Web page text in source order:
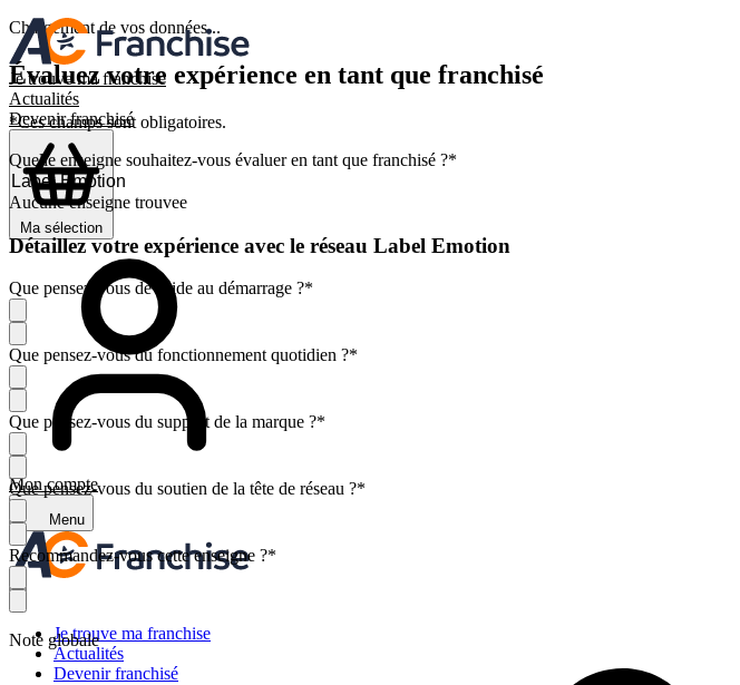
Je trouve ma franchise
Actualités
Devenir franchisé
Ma sélection
Mon compte
Menu
Je trouve ma franchise
Actualités
Devenir franchisé
Chargement de vos données...
Évaluez votre expérience en tant que franchisé
*Ces champs sont obligatoires.
Quelle enseigne souhaitez-vous évaluer en tant que franchisé ?*
Aucune enseigne trouvee
Détaillez votre expérience avec le réseau Label Emotion
Que pensez-vous de l'aide au démarrage ?*
Que pensez-vous du fonctionnement quotidien ?*
Que pensez-vous du support de la marque ?*
Que pensez-vous du soutien de la tête de réseau ?*
Recommandez-vous cette enseigne ?*
Note globale